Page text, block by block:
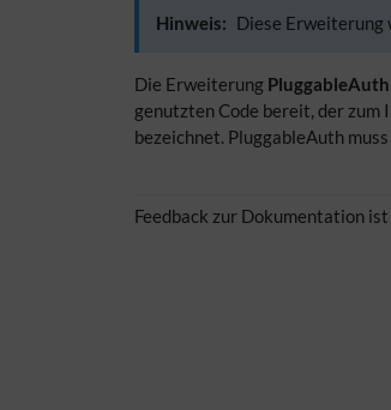
Hinweis: Diese Erweiterung
Die Erweiterung PluggableAuth
genutzten Code bereit, der
bezeichnet. PluggableAuth
Feedback zur Dokumentation